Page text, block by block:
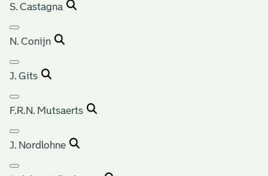
S. Castagna
N. Conijn
J. Gits
F.R.N. Mutsaerts
J. Nordlohne